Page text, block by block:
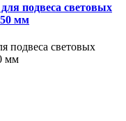
подвеса световых
мм
подвеса световых
мм